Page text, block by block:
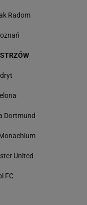
Radom
Dortmund
United
FC